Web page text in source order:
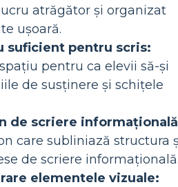
atrăgător și organizat
ușoară.
suficient pentru scris:
pentru ca elevii să-și
de susținere și schițele
de scriere
care subliniază structura
de scriere
elementele vizuale: